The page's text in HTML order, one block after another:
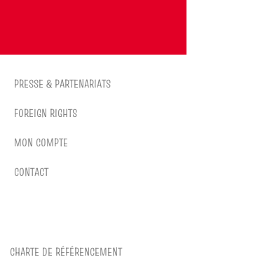
PRESSE & PARTENARIATS
FOREIGN RIGHTS
MON COMPTE
CONTACT
CHARTE DE RÉFÉRENCEMENT